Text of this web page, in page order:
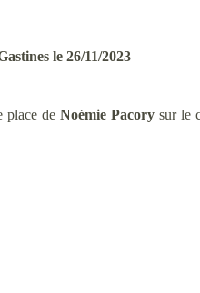
le 26/11/2023
place deNoémie Pacory sur le